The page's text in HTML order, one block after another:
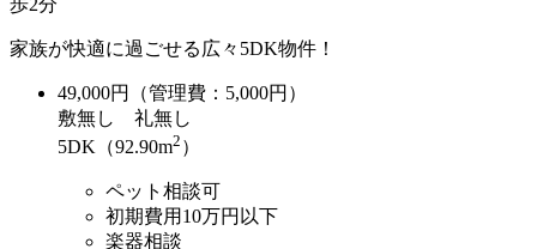
家族が快適に過ごせる広々5DK物件！
49,000円（管理費：5,000円）
敷無し 礼無し
5DK（92.90m2 ）
ペット相談可
初期費用10万円以下
楽器相談